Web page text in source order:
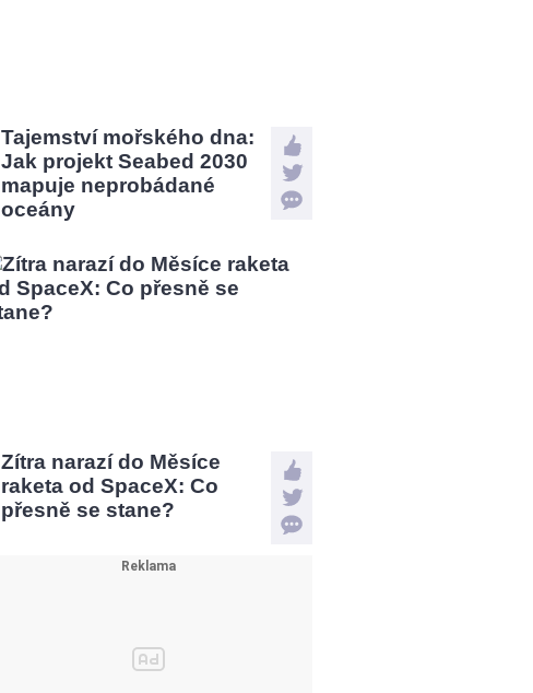
Tajemství mořského dna:
Jak projekt Seabed 2030
mapuje neprobádané
oceány
Zítra narazí do Měsíce
raketa od SpaceX: Co
přesně se stane?